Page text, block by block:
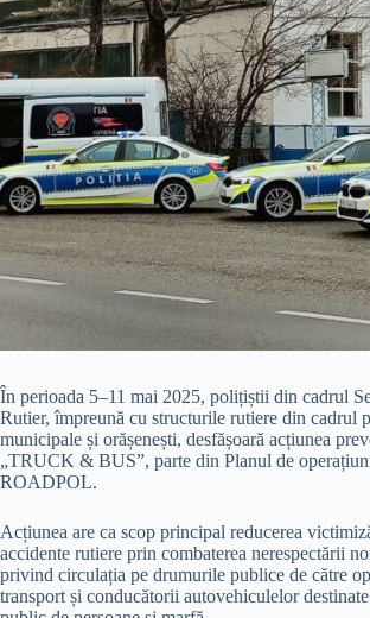
În perioada 5–11 mai 2025, polițiștii din cadrul
Rutier, împreună cu structurile rutiere din cadrul
municipale și orășenești, desfășoară acțiunea
„TRUCK & BUS”, parte din Planul de
ROADPOL.
Acțiunea are ca scop principal reducerea
accidente rutiere prin combaterea nerespectării
privind circulația pe drumurile publice de către
transport și conducătorii autovehiculelor